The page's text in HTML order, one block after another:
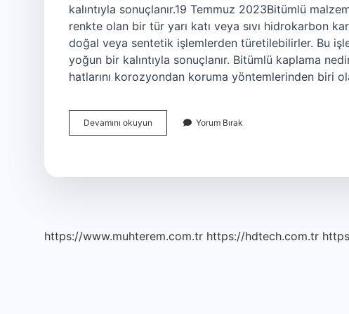
kalıntıyla sonuçlanır.19 Temmuz 2023Bitümlü
renkte olan bir tür yarı katı veya sıvı hidrokarbon
doğal veya sentetik işlemlerden türetilebilirler. Bu
yoğun bir kalıntıyla sonuçlanır. Bitümlü kaplama
hatlarını korozyondan koruma yöntemlerinden biri
Devamını okuyun
Malzeme
Yorum Bırak
https://www.muhterem.com.tr https://hdtech.com.tr